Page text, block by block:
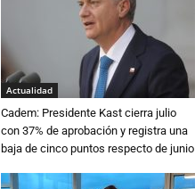
Actualidad
Cadem: Presidente Kast cierra julio
con 37% de aprobación y registra una
baja de cinco puntos respecto de junio